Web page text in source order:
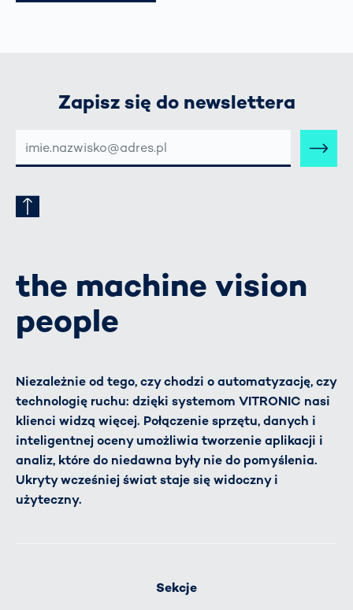
Zapisz się do newslettera
MAIL-
ADRESSE
the machine vision
people
Niezależnie od tego, czy chodzi o automatyzację, czy
technologię ruchu: dzięki systemom VITRONIC nasi
klienci widzą więcej. Połączenie sprzętu, danych i
inteligentnej oceny umożliwia tworzenie aplikacji i
analiz, które do niedawna były nie do pomyślenia.
Ukryty wcześniej świat staje się widoczny i
użyteczny.
Sekcje